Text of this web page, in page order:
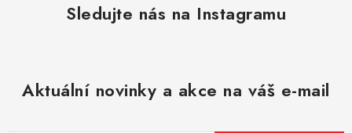
Sledujte nás na Instagramu
Aktuální novinky a akce na váš e-mail